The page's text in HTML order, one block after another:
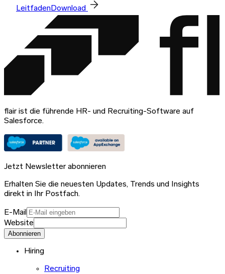
LeitfadenDownload
flair ist die führende HR- und Recruiting-Software auf
Salesforce.
Jetzt Newsletter abonnieren
Erhalten Sie die neuesten Updates, Trends und Insights
direkt in Ihr Postfach.
E-Mail
Website
Abonnieren
Hiring
Recruiting